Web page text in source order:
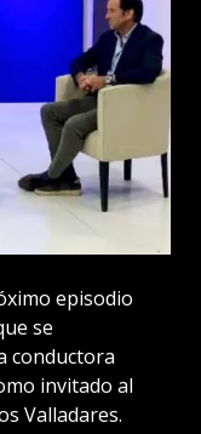
episodio
se
conductora
invitado al
Valladares.